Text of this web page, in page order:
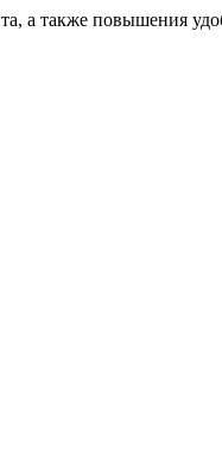
а также повышения